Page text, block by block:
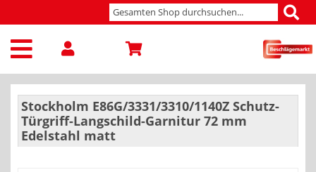
Stockholm E86G/3331/3310/1140Z Schutz-
Türgriff-Langschild-Garnitur 72 mm
Edelstahl matt